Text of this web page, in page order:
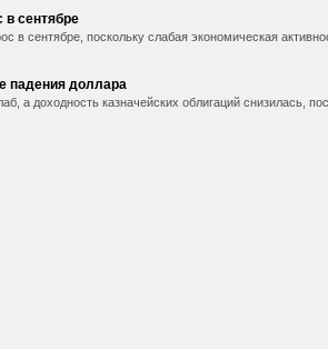
в сентябре
в сентябре, поскольку слабая экономическая
падения доллара
а доходность казначейских облигаций снизилась,